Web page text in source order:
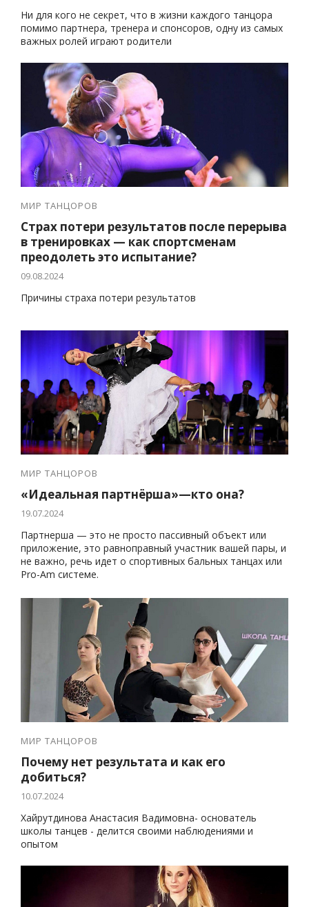
Ни для кого не секрет, что в жизни каждого танцора
помимо партнера, тренера и спонсоров, одну из самых
важных ролей играют родители
МИР ТАНЦОРОВ
Страх потери результатов после перерыва
в тренировках — как спортсменам
преодолеть это испытание?
09.08.2024
Причины страха потери результатов
МИР ТАНЦОРОВ
«Идеальная партнёрша»—кто она?
19.07.2024
Партнерша — это не просто пассивный объект или
приложение, это равноправный участник вашей пары, и
не важно, речь идет о спортивных бальных танцах или
Pro-Am системе.
МИР ТАНЦОРОВ
Почему нет результата и как его
добиться?
10.07.2024
Хайрутдинова Анастасия Вадимовна- основатель
школы танцев - делится своими наблюдениями и
опытом